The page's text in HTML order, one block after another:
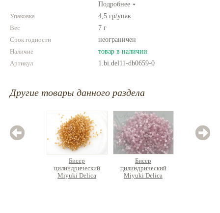
для сутажной вышивки, для
создания богатых колье, ожерелий,
браслетов, серег и колец.
Фантазируйте!
Подробнее
Упаковка
4,5 гр/упак
Вес
7 г
Срок годности
неограничен
Наличие
товар в наличии
Артикул
1.bi.del11-db0659-0
Другие товары данного раздела
Бисер
цилиндрический
Miyuki Delica
Бисер
цилиндрический
Miyuki Delica